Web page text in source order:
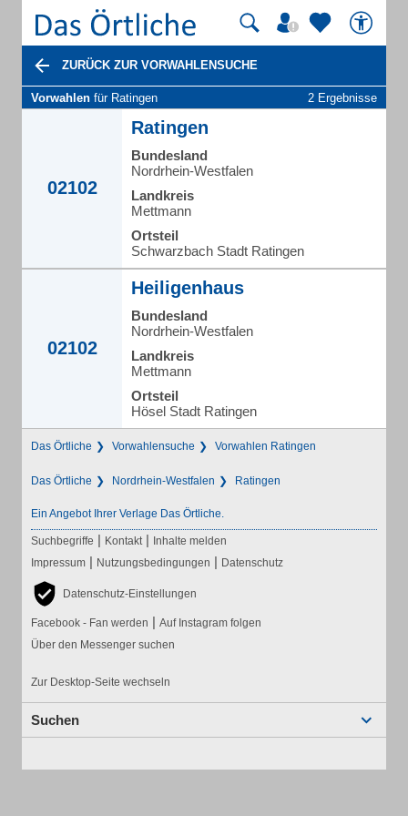
ZURÜCK ZUR VORWAHLENSUCHE
Vorwahlen für Ratingen 2 Ergebnisse
02102
Ratingen
Bundesland
Nordrhein-Westfalen
Landkreis
Mettmann
Ortsteil
Schwarzbach Stadt Ratingen
02102
Heiligenhaus
Bundesland
Nordrhein-Westfalen
Landkreis
Mettmann
Ortsteil
Hösel Stadt Ratingen
Das Örtliche Vorwahlensuche Vorwahlen Ratingen
Das Örtliche Nordrhein-Westfalen Ratingen
Ein Angebot Ihrer Verlage Das Örtliche.
Suchbegriffe | Kontakt | Inhalte melden
Impressum | Nutzungsbedingungen | Datenschutz
Datenschutz-Einstellungen
Facebook - Fan werden | Auf Instagram folgen
Über den Messenger suchen
Zur Desktop-Seite wechseln
Suchen